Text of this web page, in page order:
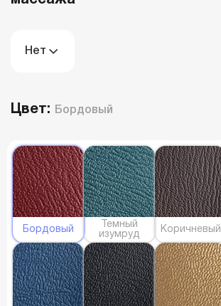
Нет
Цвет: Бордовый
Бордовый
Темный
изумруд
Коричневый